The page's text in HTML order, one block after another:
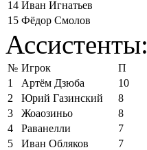
14 Иван Игнатьев
15 Фёдор Смолов
Ассистенты:
№ Игрок
П
1
Артём Дзюба
10
2
Юрий Газинский
8
3
Жоаозиньо
8
4
Раванелли
7
5
Иван Обляков
7